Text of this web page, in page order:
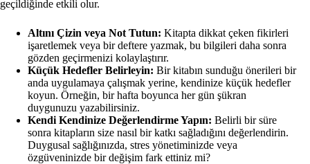
geçildiğinde etkili olur.
Altını Çizin veya Not Tutun: Kitapta dikkat çeken fikirleri
işaretlemek veya bir deftere yazmak, bu bilgileri daha sonra
gözden geçirmenizi kolaylaştırır.
Küçük Hedefler Belirleyin: Bir kitabın sunduğu önerileri bir
anda uygulamaya çalışmak yerine, kendinize küçük hedefler
koyun. Örneğin, bir hafta boyunca her gün şükran
duygunuzu yazabilirsiniz.
Kendi Kendinize Değerlendirme Yapın: Belirli bir süre
sonra kitapların size nasıl bir katkı sağladığını değerlendirin.
Duygusal sağlığınızda, stres yönetiminizde veya
özgüveninizde bir değişim fark ettiniz mi?